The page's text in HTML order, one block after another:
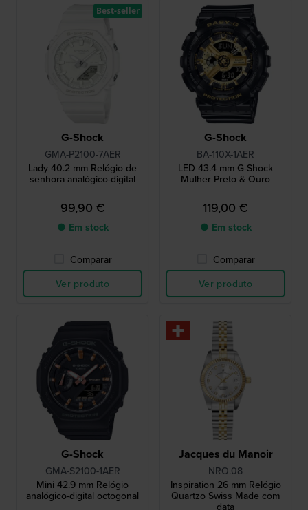
G-Shock
GMA-P2100-7AER
Lady 40.2 mm Relógio de
senhora analógico-digital
99,90 €
● Em stock
Comparar
Ver produto
Best-seller
G-Shock
BA-110X-1AER
LED 43.4 mm G-Shock
Mulher Preto & Ouro
119,00 €
● Em stock
Comparar
Ver produto
G-Shock
GMA-S2100-1AER
Mini 42.9 mm Relógio
analógico-digital octogonal
Jacques du Manoir
NRO.08
Inspiration 26 mm Relógio
Quartzo Swiss Made com
data